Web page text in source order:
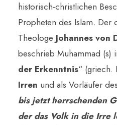
historisch-christlichen
Propheten des Islam. Der
Theologe Johannes von
beschrieb Muhammad (s)
der Erkenntnis“ (griech.
Irren und als Vorläufer des
bis jetzt herrschenden
der das Volk in die Irre